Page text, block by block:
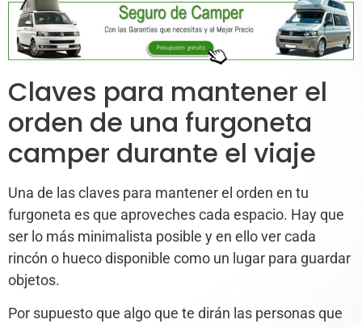
Claves para mantener el
orden de una furgoneta
camper durante el viaje
Una de las claves para mantener el orden en tu
furgoneta es que aproveches cada espacio. Hay que
ser lo más minimalista posible y en ello ver cada
rincón o hueco disponible como un lugar para guardar
objetos.
Por supuesto que algo que te dirán las personas que